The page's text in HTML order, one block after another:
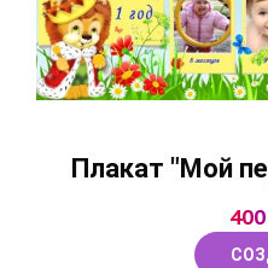
Плакат "Мой